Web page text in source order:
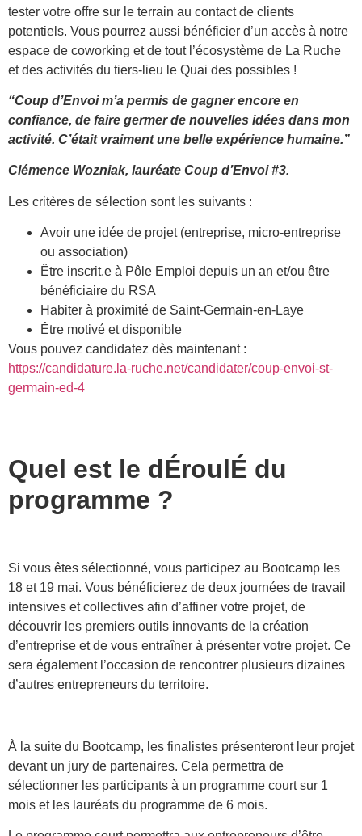
tester votre offre sur le terrain au contact de clients
potentiels. Vous pourrez aussi bénéficier d’un accès à notre
espace de coworking et de tout l’écosystème de La Ruche
et des activités du tiers-lieu le Quai des possibles !
“Coup d’Envoi m’a permis de gagner encore en
confiance, de faire germer de nouvelles idées dans mon
activité. C’était vraiment une belle expérience humaine.”
Clémence Wozniak, lauréate Coup d’Envoi #3.
Les critères de sélection sont les suivants :
Avoir une idée de projet (entreprise, micro-entreprise
ou association)
Être inscrit.e à Pôle Emploi depuis un an et/ou être
bénéficiaire du RSA
Habiter à proximité de Saint-Germain-en-Laye
Être motivé et disponible
Vous pouvez candidatez dès maintenant :
https://candidature.la-ruche.net/candidater/coup-envoi-st-
germain-ed-4
Quel est le dÉroulÉ du
programme ?
Si vous êtes sélectionné, vous participez au Bootcamp les
18 et 19 mai. Vous bénéficierez de deux journées de travail
intensives et collectives afin d’affiner votre projet, de
découvrir les premiers outils innovants de la création
d’entreprise et de vous entraîner à présenter votre projet. Ce
sera également l’occasion de rencontrer plusieurs dizaines
d’autres entrepreneurs du territoire.
À la suite du Bootcamp, les finalistes présenteront leur projet
devant un jury de partenaires. Cela permettra de
sélectionner les participants à un programme court sur 1
mois et les lauréats du programme de 6 mois.